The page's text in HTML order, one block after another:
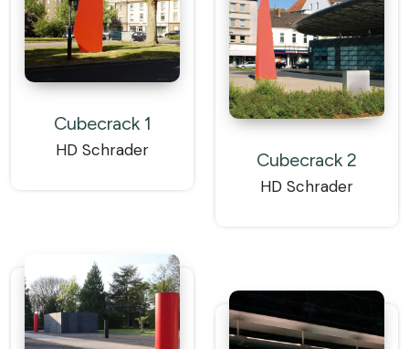
Cubecrack 1
HD Schrader Cubecrack 2
HD Schrader